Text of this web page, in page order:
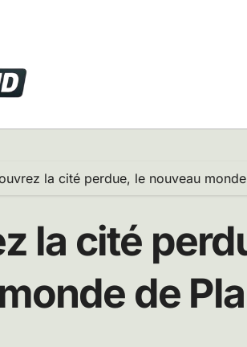
la cité perdue, le nouveau
la cité
de